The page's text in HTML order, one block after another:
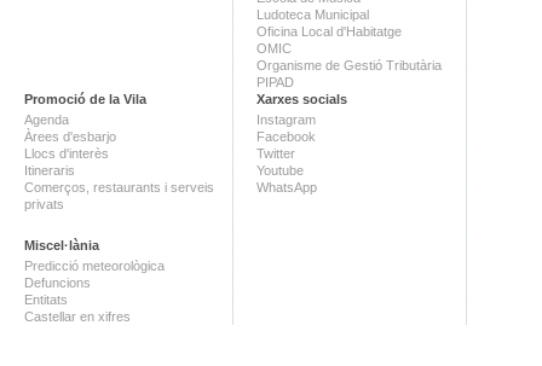
Ludoteca Municipal
Oficina Local d'Habitatge
OMIC
Organisme de Gestió Tributària
PIPAD
Promoció de la Vila
Agenda
Àrees d'esbarjo
Llocs d'interès
Itineraris
Comerços, restaurants i serveis
privats
Miscel·lània
Predicció meteorològica
Defuncions
Entitats
Castellar en xifres
Xarxes socials
Instagram
Facebook
Twitter
Youtube
WhatsApp